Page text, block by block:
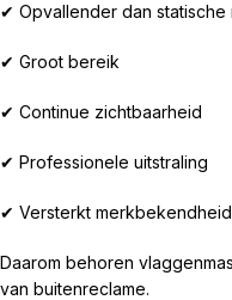
✔ Opvallender dan statische
✔ Groot bereik
✔ Continue zichtbaarheid
✔ Professionele uitstraling
✔ Versterkt merkbekendheid
Daarom behoren
van buitenreclame.